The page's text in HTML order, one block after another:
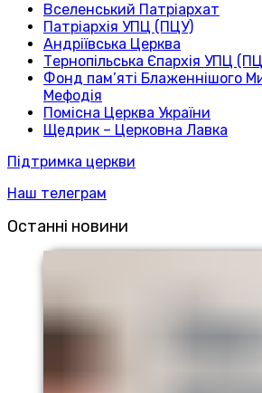
Вселенський Патріархат
Патріархія УПЦ (ПЦУ)
Андріївська Церква
Тернопільська Єпархія УПЦ
Фонд пам’яті Блаженнішого
Мефодія
Помісна Церква України
Щедрик – Церковна Лавка
Підтримка церкви
Наш телеграм
Останні новини